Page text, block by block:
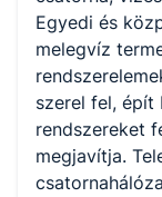
Okleveles
Nem
Egyedi és
melegvíz
szerel fel, épít
rendszereket
megjavítja.